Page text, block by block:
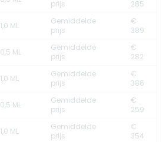
prijs 285
1,0 ML
Gemiddelde
prijs
€
389
0,5 ML
Gemiddelde
prijs
€
282
1,0 ML
Gemiddelde
prijs
€
386
0,5 ML
Gemiddelde
prijs
€
259
1,0 ML
Gemiddelde
prijs
€
354